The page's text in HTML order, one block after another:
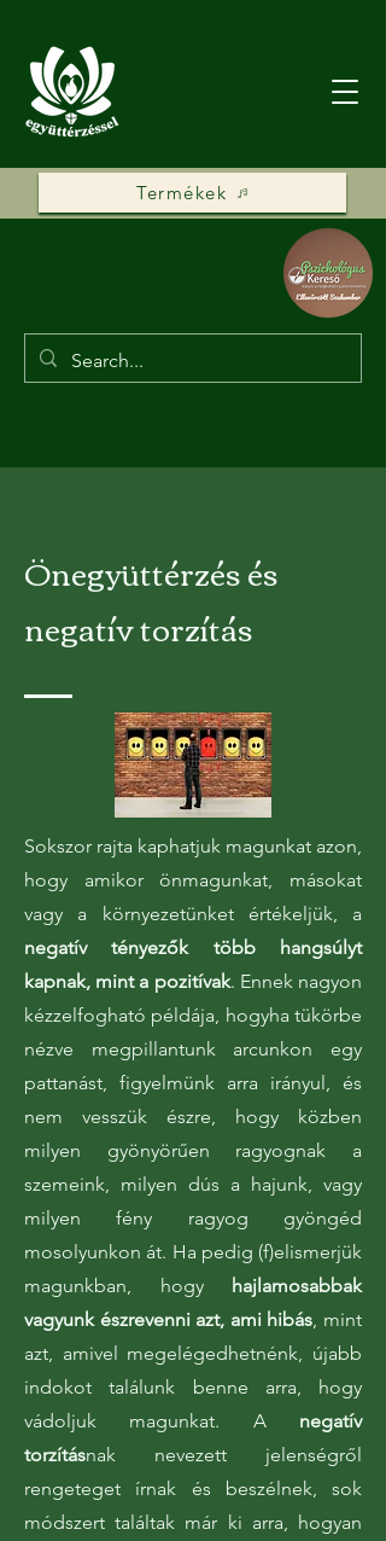
Termékek
Önegyüttérzés és
negatív torzítás
Sokszor rajta kaphatjuk magunkat azon,
hogy amikor önmagunkat, másokat
vagy a környezetünket értékeljük, a
negatív tényezők több hangsúlyt
kapnak, mint a pozitívak. Ennek nagyon
kézzelfogható példája, hogyha tükörbe
nézve megpillantunk arcunkon egy
pattanást, figyelmünk arra irányul, és
nem vesszük észre, hogy közben
milyen gyönyörűen ragyognak a
szemeink, milyen dús a hajunk, vagy
milyen fény ragyog gyöngéd
mosolyunkon át. Ha pedig (f)elismerjük
magunkban, hogy hajlamosabbak
vagyunk észrevenni azt, ami hibás, mint
azt, amivel megelégedhetnénk, újabb
indokot találunk benne arra, hogy
vádoljuk magunkat. A negatív
torzításnak nevezett jelenségről
rengeteget írnak és beszélnek, sok
módszert találtak már ki arra, hogyan